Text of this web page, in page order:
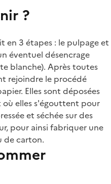
?
en 3 étapes : le pulpage et
éventuel désencrage
blanche). Après toutes
rejoindre le procédé
Elles sont déposées
elles s'égouttent pour
et séchée sur des
pour ainsi fabriquer une
de carton.